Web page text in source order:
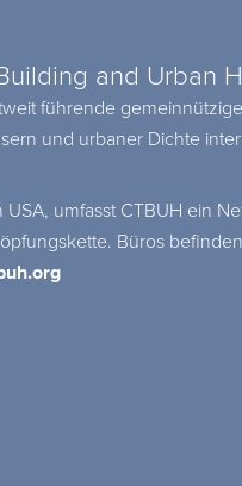
and Urban
führende
und urbaner Dichte
umfasst CTBUH ein
Büros